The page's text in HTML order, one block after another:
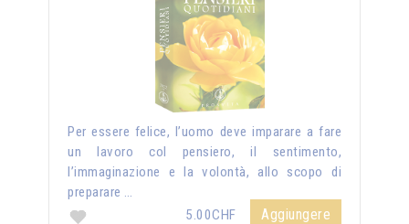
Per essere felice, l’uomo deve imparare a fare
un lavoro col pensiero, il sentimento,
l’immaginazione e la volontà, allo scopo di
preparare …
5.00CHF
Aggiungere